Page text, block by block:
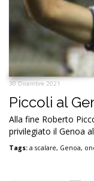
30 Dicembre 2021
Piccoli al
Alla fine Roberto
privilegiato il Genoa
Tags: a scalare, Genoa,